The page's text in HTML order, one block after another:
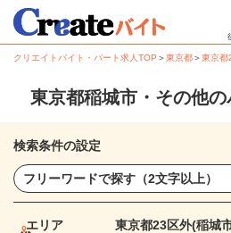
クリエイトバイト・パート求人TOP ＞東京都＞東京都
東京都稲城市・その他
検索条件の設定
エリア 東京都23区外(稲城